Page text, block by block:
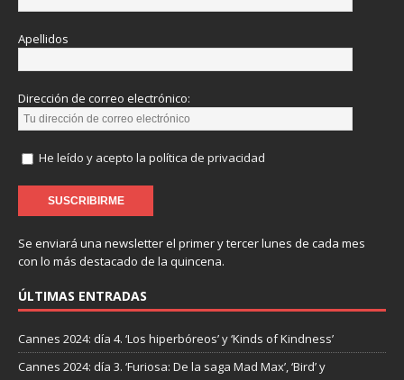
Apellidos
Dirección de correo electrónico:
He leído y acepto la política de privacidad
Se enviará una newsletter el primer y tercer lunes de cada mes
con lo más destacado de la quincena.
ÚLTIMAS ENTRADAS
Cannes 2024: día 4. ‘Los hiperbóreos’ y ‘Kinds of Kindness’
Cannes 2024: día 3. ‘Furiosa: De la saga Mad Max’, ‘Bird’ y